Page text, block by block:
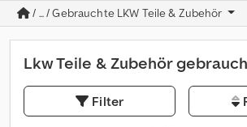
/ ... / Gebrauchte LKW Teile & Zubehör
Lkw Teile & Zubehör
Filter